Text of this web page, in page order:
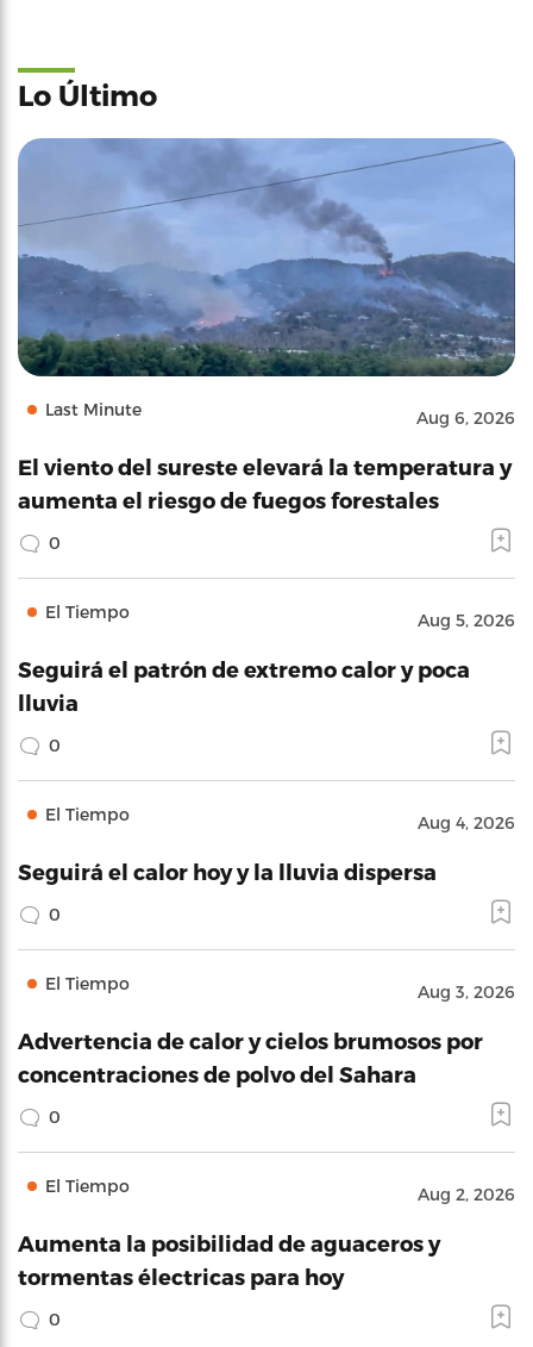
Lo Último
Last Minute Aug 6, 2026
El viento del sureste elevará la temperatura y
aumenta el riesgo de fuegos forestales
0
El Tiempo Aug 5, 2026
Seguirá el patrón de extremo calor y poca
lluvia
0
El Tiempo Aug 4, 2026
Seguirá el calor hoy y la lluvia dispersa
0
El Tiempo Aug 3, 2026
Advertencia de calor y cielos brumosos por
concentraciones de polvo del Sahara
0
El Tiempo Aug 2, 2026
Aumenta la posibilidad de aguaceros y
tormentas électricas para hoy
0